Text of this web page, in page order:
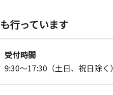
も行っています
受付時間
9:30～17:30（土日、祝日除く）